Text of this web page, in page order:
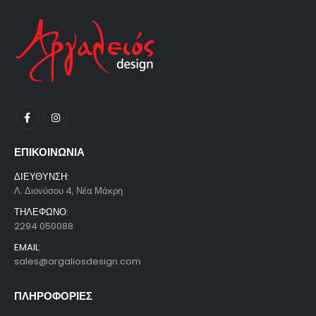
ΕΠΙΚΟΙΝΩΝΙΑ
ΔΙΕΥΘΥΝΣΗ:
Λ. Διονύσου 4, Νέα Μάκρη
ΤΗΛΕΦΩΝΟ:
2294 050088
EMAIL:
sales@argaliosdesign.com
ΠΛΗΡΟΦΟΡΙΕΣ